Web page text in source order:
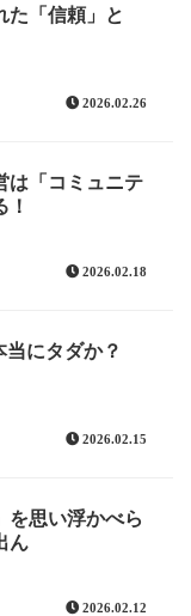
た「信頼」と
2026.02.26
は「コミュニテ
！
2026.02.18
当にタダか？
2026.02.15
を思い浮かべら
ん
2026.02.12